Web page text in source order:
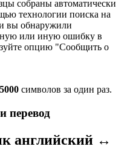
собраны автоматически
технологии поиска на
вы обнаружили
или иную ошибку в
опцию "Сообщить о
5000 символов за один раз.
перевод
английский ↔